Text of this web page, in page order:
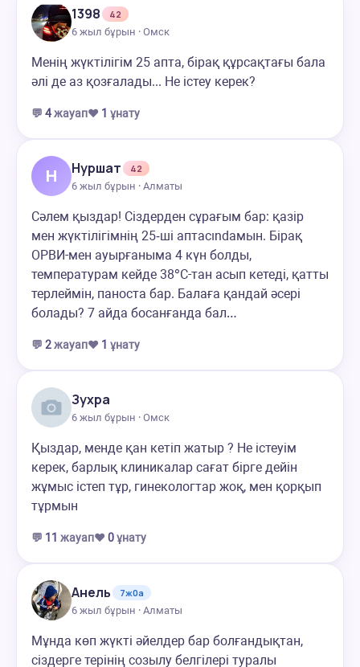
1398
42
6 жыл бұрын · Омск
Менің жүктілігім 25 апта, бірақ құрсақтағы бала
әлі де аз қозғалады... Не істеу керек?
💬 4жауап❤️ 1 ұнату
Н Нуршат
42
6 жыл бұрын · Алматы
Сәлем қыздар! Сіздерден сұрағым бар: қазір
мен жүктілігімнің 25‑ші аптасındамын. Бірақ
ОРВИ-мен ауырғаныма 4 күн болды,
температурам кейде 38°С-тан асып кетеді, қатты
терлеймін, паноста бар. Балаға қандай әсері
болады? 7 айда босанғанда бал…
💬 2жауап❤️ 1 ұнату
Зухра
6 жыл бұрын · Омск
Қыздар, менде қан кетіп жатыр ? Не істеуім
керек, барлық клиникалар сағат бірге дейін
жұмыс істеп тұр, гинекологтар жоқ, мен қорқып
тұрмын
💬 11 жауап❤️ 0ұнату
Анель
7ж0а
6 жыл бұрын · Алматы
Мұнда көп жүкті әйелдер бар болғандықтан,
сіздерге терінің созылу белгілері туралы